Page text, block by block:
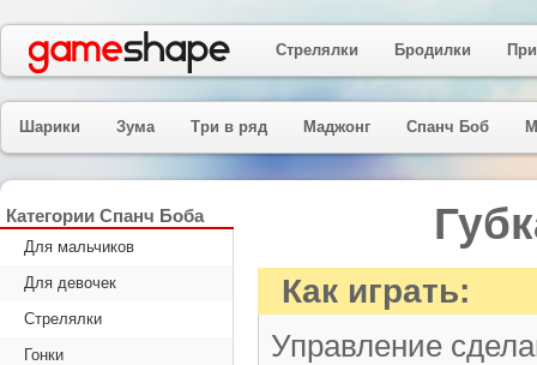
Как играть:
Управление
Категории Спанч Боба
Для мальчиков
Для девочек
Стрелялки
Гонки
Стрелялки Бродилки
Шарики Зума Три в ряд Маджонг Спанч Боб